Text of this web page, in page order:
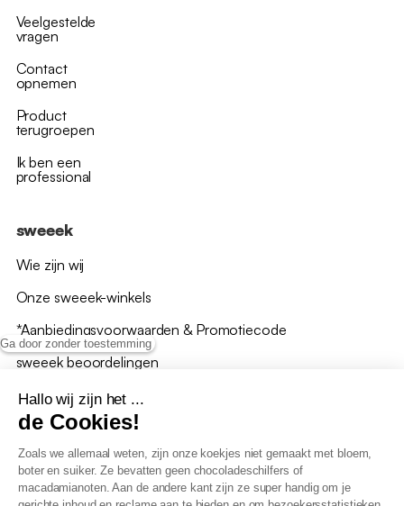
Ga door zonder toestemming
Hallo wij zijn het ...
de Cookies!
Zoals we allemaal weten, zijn onze koekjes niet gemaakt met bloem,
boter en suiker. Ze bevatten geen chocoladeschilfers of
macadamianoten. Aan de andere kant zijn ze super handig om je
Veelgestelde
vragen
Contact
opnemen
Product
terugroepen
Ik ben een
professional
sweeek
Wie zijn wij
Onze sweeek-winkels
*Aanbiedingsvoorwaarden & Promotiecode
sweeek beoordelingen
Algemene verkoopsvoorwaarden
AV loyaliteitsprogramma